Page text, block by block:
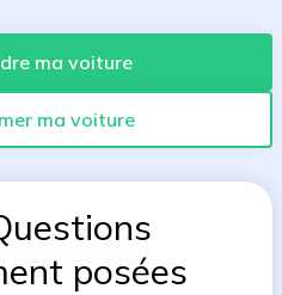
ma voiture
ma voiture
posées